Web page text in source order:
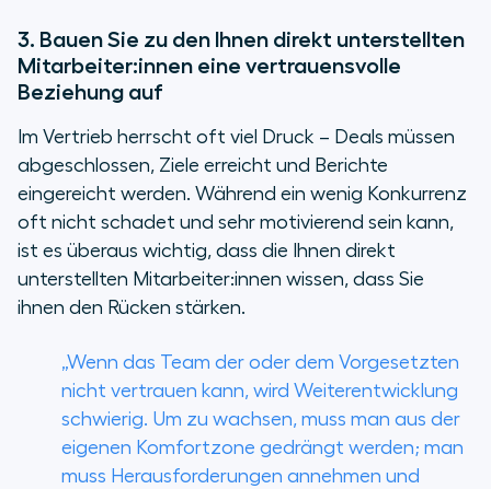
3. Bauen Sie zu den Ihnen direkt unterstellten
Mitarbeiter:innen eine vertrauensvolle
Beziehung auf
Im Vertrieb herrscht oft viel Druck – Deals müssen
abgeschlossen, Ziele erreicht und Berichte
eingereicht werden. Während ein wenig Konkurrenz
oft nicht schadet und sehr motivierend sein kann,
ist es überaus wichtig, dass die Ihnen direkt
unterstellten Mitarbeiter:innen wissen, dass Sie
ihnen den Rücken stärken.
„Wenn das Team der oder dem Vorgesetzten
nicht vertrauen kann, wird Weiterentwicklung
schwierig. Um zu wachsen, muss man aus der
eigenen Komfortzone gedrängt werden; man
muss Herausforderungen annehmen und